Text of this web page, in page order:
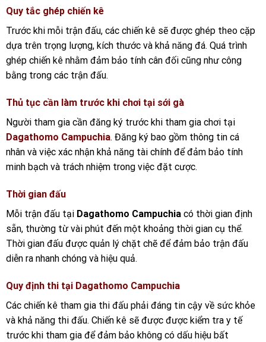
Quy tắc ghép chiến kê
Trước khi mỗi trận đấu, các chiến kê sẽ được ghép theo cặp
dựa trên trọng lượng, kích thước và khả năng đá. Quá trình
ghép chiến kê nhằm đảm bảo tính cân đối cũng như công
bằng trong các trận đấu.
Thủ tục cần làm trước khi chơi tại sới gà
Người tham gia cần đăng ký trước khi tham gia chơi tại
Dagathomo Campuchia. Đăng ký bao gồm thông tin cá
nhân và việc xác nhận khả năng tài chính để đảm bảo tính
minh bạch và trách nhiệm trong việc đặt cược.
Thời gian đấu
Mỗi trận đấu tại Dagathomo Campuchia có thời gian định
sẵn, thường từ vài phút đến một khoảng thời gian cụ thể.
Thời gian đấu được quản lý chặt chẽ để đảm bảo trận đấu
diễn ra nhanh chóng và hiệu quả.
Quy định thi tại Dagathomo Campuchia
Các chiến kê tham gia thi đấu phải đáng tin cậy về sức khỏe
và khả năng thi đấu. Chiến kê sẽ được được kiểm tra y tế
trước khi tham gia để đảm bảo không có dấu hiệu bất